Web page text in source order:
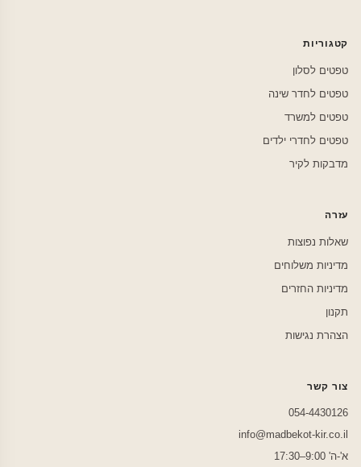
קטגוריות
טפטים לסלון
טפטים לחדר שינה
טפטים למשרד
טפטים לחדרי ילדים
מדבקות לקיר
עזרה
שאלות נפוצות
מדיניות משלוחים
מדיניות החזרים
תקנון
הצהרת נגישות
צור קשר
054-4430126
info@madbekot-kir.co.il
א'-ה' 9:00–17:30